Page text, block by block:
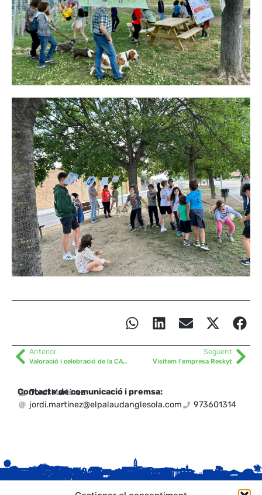
Anterior
Valoració i celebració de la CATiGAT 2024
Següent
Visitem l’empresa Reskyt
Contacte de comunicació i premsa:
Jordi Martínez
jordi.martinez@elpalaudanglesola.com
973601314